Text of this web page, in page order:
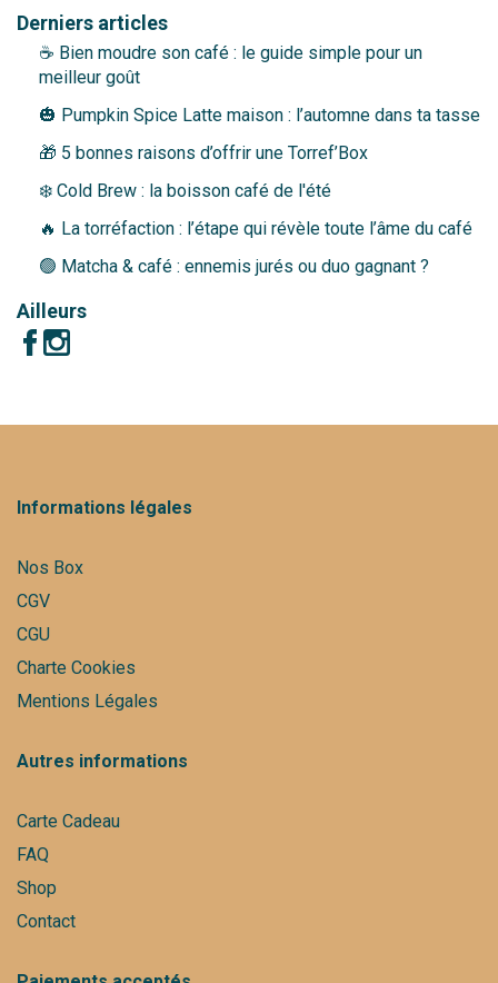
Derniers articles
☕ Bien moudre son café : le guide simple pour un
meilleur goût
🎃 Pumpkin Spice Latte maison : l’automne dans ta tasse
🎁 5 bonnes raisons d’offrir une Torref’Box
❄️ Cold Brew : la boisson café de l'été
🔥 La torréfaction : l’étape qui révèle toute l’âme du café
🟢 Matcha & café : ennemis jurés ou duo gagnant ?
Ailleurs
Informations légales
Nos Box
CGV
CGU
Charte Cookies
Mentions Légales
Autres informations
Carte Cadeau
FAQ
Shop
Contact